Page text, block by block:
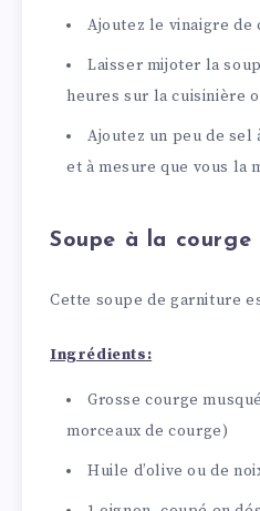
Ajoutez le vinaigre
Laisser mijoter la
heures sur la cuisinière
Ajoutez un peu de sel
et à mesure que vous la
Soupe à la courge
Cette soupe de garniture
Ingrédients:
Grosse courge
morceaux de courge)
Huile d’olive ou de